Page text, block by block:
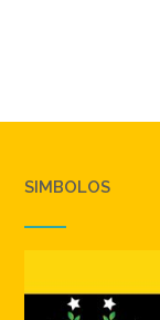
SIMBOLOS